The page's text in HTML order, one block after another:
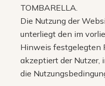
TOMBARELLA.
Die Nutzung der
unterliegt den im
Hinweis festgelegten
akzeptiert der Nutzer,
die